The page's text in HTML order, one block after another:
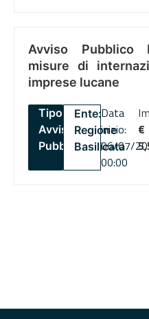
Avviso Pubblico
misure di
imprese lucane
Tipo:
Avviso
Pubblico
Ente:
Regione
Basilicata
Data
inizio:
06/07/
00:00
€